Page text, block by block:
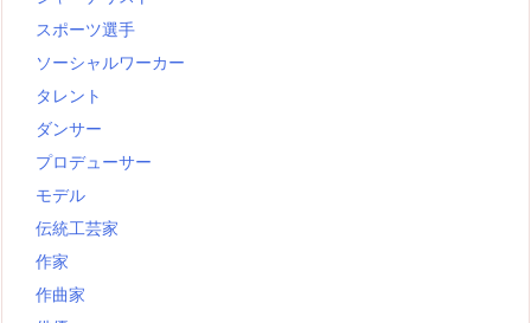
スポーツ選手
ソーシャルワーカー
タレント
ダンサー
プロデューサー
モデル
伝統工芸家
作家
作曲家